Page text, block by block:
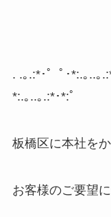
. .｡ .:*･゜ﾟ･*:.｡ ..｡
*:.｡ ..｡ .:*･*:ﾟ
板橋区に本社を
お客様のご要望